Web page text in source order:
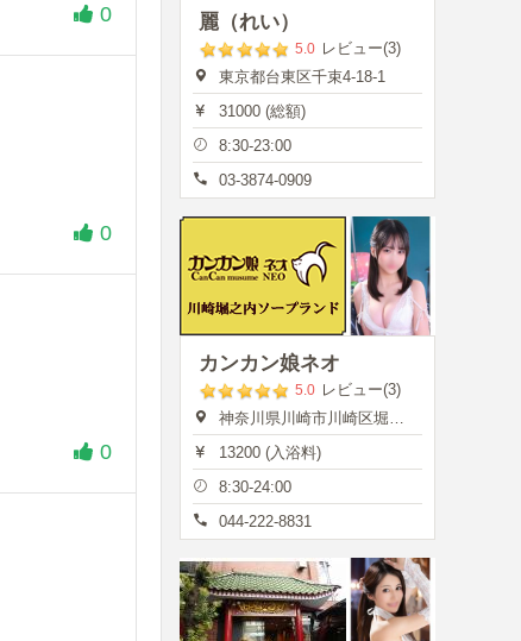
0
0
0
麗（れい）
5.0 レビュー(3)
東京都台東区千束4-18-1
31000 (総額)
8:30-23:00
03-3874-0909
カンカン娘ネオ
5.0 レビュー(3)
神奈川県川崎市川崎区堀之内町13
13200 (入浴料)
8:30-24:00
044-222-8831